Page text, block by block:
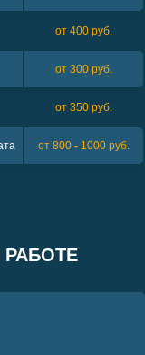
от 400 руб.
от 300 руб.
от 350 руб.
от 800 - 1000 руб.